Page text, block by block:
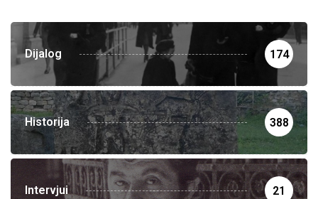
Dijalog 174
Historija 388
Intervjui 21